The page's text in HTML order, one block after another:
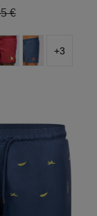
Preis:
€
+3